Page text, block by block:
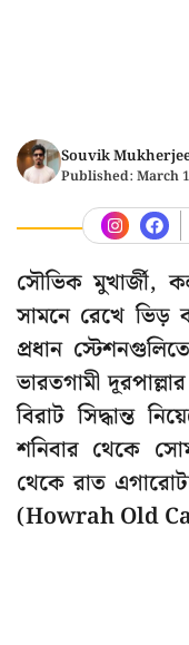
Souvik
Published: March
সৌভিক মুখার্জী,
সামনে রেখে ভিড়
প্রধান
ভারতগামী
বিরাট সিদ্ধান্ত
শনিবার থেকে
থেকে রাত
(Howrah Old